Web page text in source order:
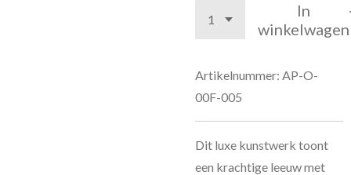
In
winkelwagen
Artikelnummer: AP-O-
00F-005
Dit luxe kunstwerk toont
een krachtige leeuw met